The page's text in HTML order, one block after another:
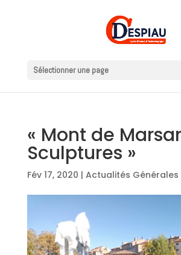
Sélectionner une page
« Mont de
Sculptures »
Fév 17, 2020 | Actualités Générales